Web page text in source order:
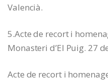
Valencià.
5.Acte de recort i
Monasteri d’El Puig. 27
Acte de recort i